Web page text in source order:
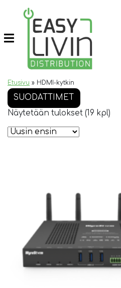
Etusivu » HDMI-kytkin
SUODATTIMET
Näytetään tulokset (19 kpl)